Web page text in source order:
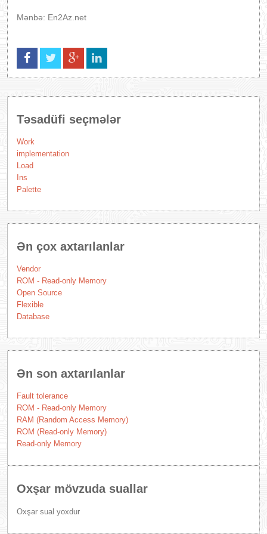
Mənbə: En2Az.net
Təsadüfi seçmələr
Work
implementation
Load
Ins
Palette
Ən çox axtarılanlar
Vendor
ROM - Read-only Memory
Open Source
Flexible
Database
Ən son axtarılanlar
Fault tolerance
ROM - Read-only Memory
RAM (Random Access Memory)
ROM (Read-only Memory)
Read-only Memory
Oxşar mövzuda suallar
Oxşar sual yoxdur